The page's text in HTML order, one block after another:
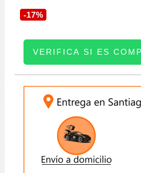
MORNING
DESDE
CANTIDAD
-17%
VERIFICA SI ES